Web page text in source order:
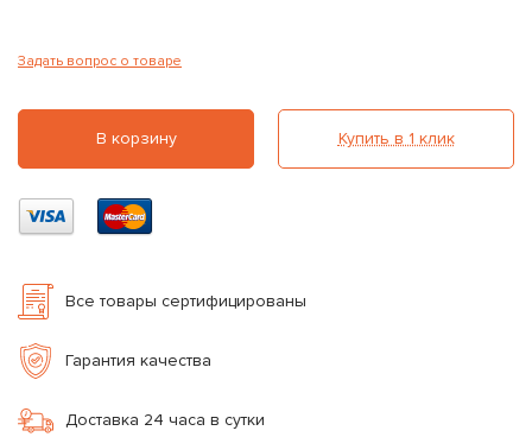
Задать вопрос о товаре
В корзину Купить в 1 клик
Все товары сертифицированы
Гарантия качества
Доставка 24 часа в сутки